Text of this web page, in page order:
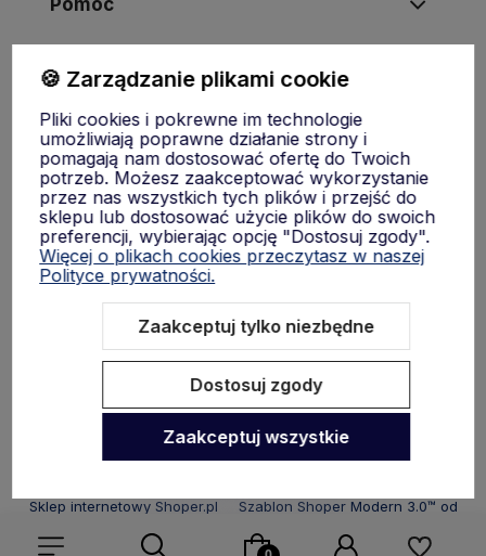
Pomoc
Moje konto
Płatności i dostawa
Informacje
Sklep internetowy Shoper.pl Szablon Shoper Modern 3.0™ od
🍪 Zarządzanie plikami cookie
Pliki cookies i pokrewne im technologie
umożliwiają poprawne działanie strony i
pomagają nam dostosować ofertę do Twoich
potrzeb. Możesz zaakceptować wykorzystanie
przez nas wszystkich tych plików i przejść do
sklepu lub dostosować użycie plików do swoich
preferencji, wybierając opcję "Dostosuj zgody".
Więcej o plikach cookies przeczytasz w naszej
Polityce prywatności.
Zaakceptuj tylko niezbędne
Dostosuj zgody
Zaakceptuj wszystkie